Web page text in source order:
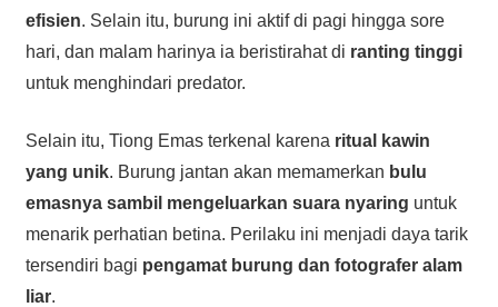
efisien. Selain itu, burung ini aktif di pagi hingga sore
hari, dan malam harinya ia beristirahat di ranting tinggi
untuk menghindari predator.
Selain itu, Tiong Emas terkenal karena ritual kawin
yang unik. Burung jantan akan memamerkan bulu
emasnya sambil mengeluarkan suara nyaring untuk
menarik perhatian betina. Perilaku ini menjadi daya tarik
tersendiri bagi pengamat burung dan fotografer alam
liar.